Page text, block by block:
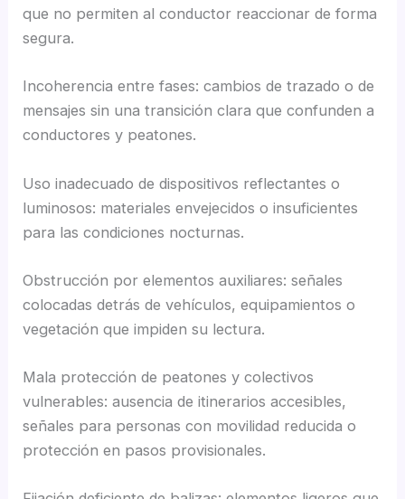
que no permiten al conductor reaccionar de forma
segura.
Incoherencia entre fases: cambios de trazado o de
mensajes sin una transición clara que confunden a
conductores y peatones.
Uso inadecuado de dispositivos reflectantes o
luminosos: materiales envejecidos o insuficientes
para las condiciones nocturnas.
Obstrucción por elementos auxiliares: señales
colocadas detrás de vehículos, equipamientos o
vegetación que impiden su lectura.
Mala protección de peatones y colectivos
vulnerables: ausencia de itinerarios accesibles,
señales para personas con movilidad reducida o
protección en pasos provisionales.